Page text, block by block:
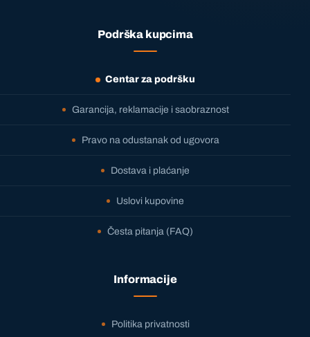
Podrška kupcima
Centar za podršku
Garancija, reklamacije i saobraznost
Pravo na odustanak od ugovora
Dostava i plaćanje
Uslovi kupovine
Česta pitanja (FAQ)
Informacije
Politika privatnosti